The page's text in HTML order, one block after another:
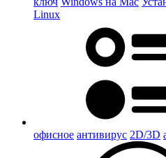
Linux
офисное антивирус 2D/3D